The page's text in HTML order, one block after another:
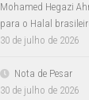
Mohamed Hegazi
para o Halal
30 de julho de 2026
Nota de Pesar
30 de julho de 2026